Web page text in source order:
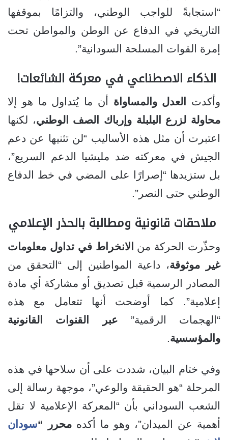
“استجابةً للواجب الوطني، والتزامًا بموقفها
التاريخي في الدفاع عن الوطن والمواطن تحت
إمرة القوات المسلحة السودانية”.
الذكاء الاصطناعي في معركة الشائعات!
وأكدت العدل والمساواة أن ما يُتداول ما هو إلا
محاولة لزرع البلبلة وإرباك الصف الوطني، لكنها
اعتبرت أن مثل هذه الأساليب “لن تثنيها عن دعم
الجيش في معركته ضد مليشيا الدعم السريع”،
بل ستزيدها “إصرارًا على المضي في خط الدفاع
الوطني حتى النصر”.
ملاحقات قانونية ومطالبة بالحذر الإعلامي
وحذّرت الحركة من
الانخراط في تداول معلومات
غير موثوقة، داعية المواطنين إلى “التحقق من
المصادر الرسمية قبل تصديق أو مشاركة أي مادة
إعلامية”. كما أوضحت أنها تتعامل مع هذه
“الهجمات الرقمية” عبر القنوات القانونية
والمؤسسية.
وفي ختام البيان، شددت على أن سلاحها في هذه
المرحلة “هو الحقيقة والوعي”، موجهة رسالة إلى
الشعب السوداني بأن “المعركة الإعلامية لا تقل
أهمية عن الميدان”، وهو ما أكده محرر “سودان